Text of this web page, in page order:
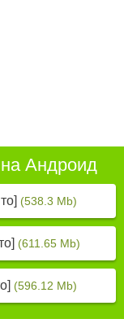
Андроид
(538.3 Mb)
(611.65 Mb)
(596.12 Mb)